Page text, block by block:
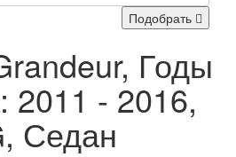
Подобрать
Годы
2011 - 2016,
Седан